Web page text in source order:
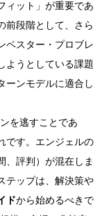
ィット」が重要であ
前段階として、さら
ベスター・プロブレ
ようとしている課題
ーンモデルに適合し
を逃すことであ
です。エンジェルの
、評判）が混在しま
テップは、解決策や
ドから始めるべきで